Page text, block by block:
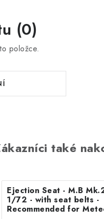
(0)
položce.
také
Ejection Seat - M.B
1/72 - with seat belts -
Recommended for